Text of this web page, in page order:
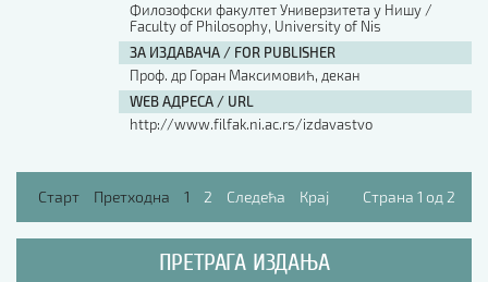
Филозофски факултет Универзитета у Нишу /
Faculty of Philosophy, University of Nis
ЗА ИЗДАВАЧА / FOR PUBLISHER
Проф. др Горан Максимовић, декан
WEB АДРЕСА / URL
http://www.filfak.ni.ac.rs/izdavastvo
Старт Претходна 1 2 Следећа Крај Страна 1 од 2
ПРЕТРАГА ИЗДАЊА